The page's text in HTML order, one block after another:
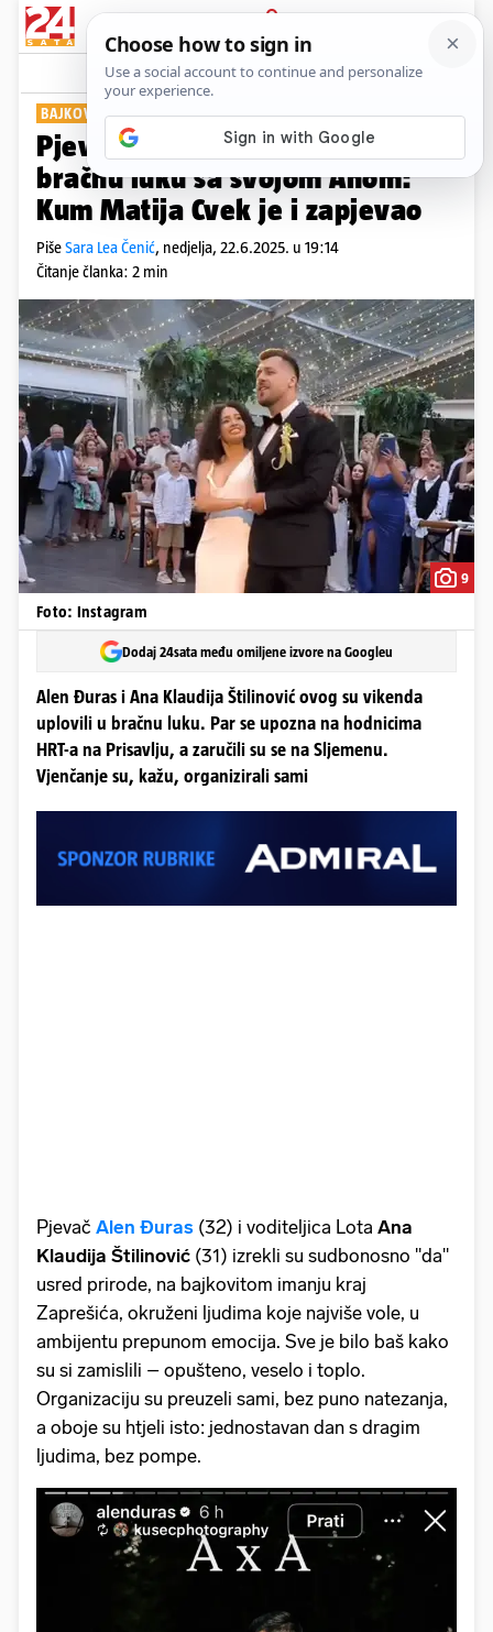
PRIJAVA
Show Komentari
BAJKOVITO VJENČANJE
Pjevač Alen Đuras uplovio u
bračnu luku sa svojom Anom:
Kum Matija Cvek je i zapjevao
PišeSara Lea Čenić, nedjelja, 22.6.2025. u 19:14
Čitanje članka: 2 min
9
Foto: Instagram
Dodaj 24sata među omiljene izvore na Googleu
Alen Đuras i Ana Klaudija Štilinović ovog su vikenda
uplovili u bračnu luku. Par se upozna na hodnicima
HRT-a na Prisavlju, a zaručili su se na Sljemenu.
Vjenčanje su, kažu, organizirali sami
Pjevač Alen Đuras (32) i voditeljica Lota Ana
Klaudija Štilinović (31) izrekli su sudbonosno "da"
usred prirode, na bajkovitom imanju kraj
Zaprešića, okruženi ljudima koje najviše vole, u
ambijentu prepunom emocija. Sve je bilo baš kako
su si zamislili – opušteno, veselo i toplo.
Organizaciju su preuzeli sami, bez puno natezanja,
a oboje su htjeli isto: jednostavan dan s dragim
ljudima, bez pompe.